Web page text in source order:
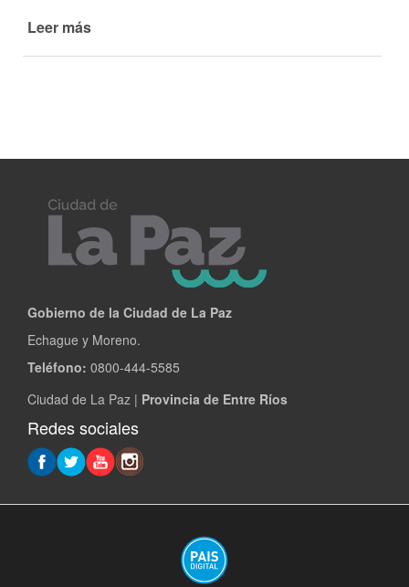
Leer más
SEGUNDA
ETAPA
DEL
COLECTOR
DE
PAZ
Gobierno de la Ciudad de La Paz
Echague y Moreno.
Teléfono: 0800-444-5585
Ciudad de La Paz | Provincia de Entre Ríos
Redes sociales